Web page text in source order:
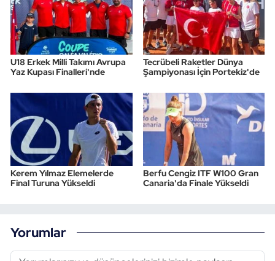
U18 Erkek Milli Takımı Avrupa
Yaz Kupası Finalleri'nde
Tecrübeli Raketler Dünya
Şampiyonası İçin Portekiz'de
Kerem Yılmaz Elemelerde
Final Turuna Yükseldi
Berfu Cengiz ITF W100 Gran
Canaria'da Finale Yükseldi
Yorumlar